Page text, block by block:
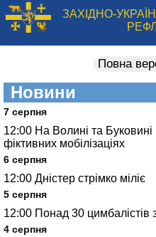
ЗАХІДНО-
Повна
Новини
7 серпня
12:00 На Волині та
фіктивних мобілізаціях
6 серпня
12:00 Дністер стрімко міліє
5 серпня
12:00 Понад 30 цимбалістів
4 серпня